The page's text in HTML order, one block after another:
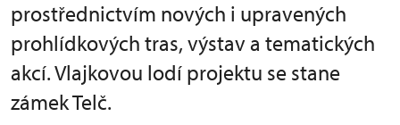
prostřednictvím nových i upravených
prohlídkových tras, výstav a tematických
akcí. Vlajkovou lodí projektu se stane
zámek Telč.